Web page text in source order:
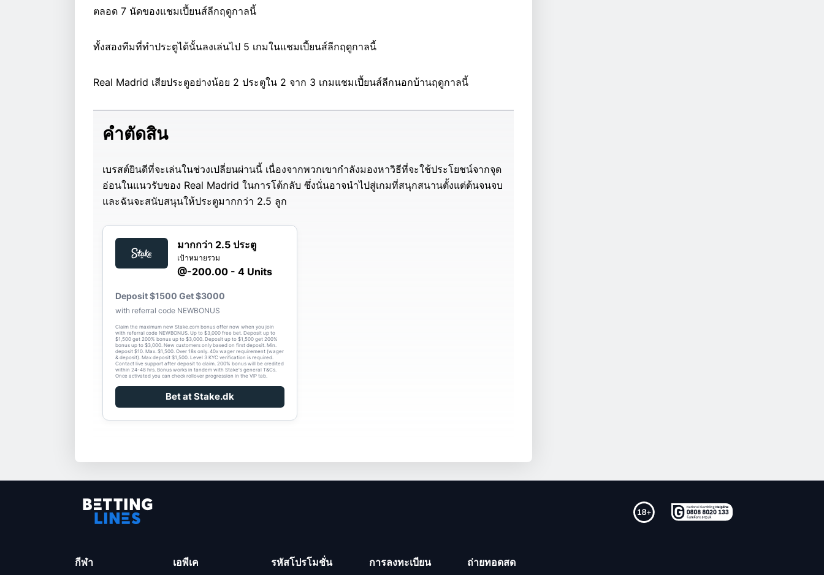
ตลอด 7 นัดของแชมเปี้ยนส์ลีกฤดูกาลนี้
ทั้งสองทีมที่ทำประตูได้นั้นลงเล่นไป 5 เกมในแชมเปี้ยนส์ลีกฤดูกาลนี้
Real Madrid เสียประตูอย่างน้อย 2 ประตูใน 2 จาก 3 เกมแชมเปี้ยนส์ลีกนอกบ้านฤดูกาลนี้
คำตัดสิน
เบรสต์ยินดีที่จะเล่นในช่วงเปลี่ยนผ่านนี้ เนื่องจากพวกเขากำลังมองหาวิธีที่จะใช้ประโยชน์จากจุด
อ่อนในแนวรับของ Real Madrid ในการโต้กลับ ซึ่งนั่นอาจนำไปสู่เกมที่สนุกสนานตั้งแต่ต้นจนจบ
และฉันจะสนับสนุนให้ประตูมากกว่า 2.5 ลูก
มากกว่า 2.5 ประตู
เป้าหมายรวม
@-200.00 - 4 Units
Deposit $1500 Get $3000
with referral code NEWBONUS
Claim the maximum new Stake.com bonus offer now when you join
with referral code NEWBONUS. Up to $3,000 free bet. Deposit up to
$1,500 get 200% bonus up to $3,000. Deposit up to $1,500 get 200%
bonus up to $3,000. New customers only based on first deposit. Min.
deposit $10. Max. $1,500. Over 18s only. 40x wager requirement (wager
& deposit). Max deposit $1,500. Level 3 KYC verification is required.
Contact live support after deposit to claim. 200% bonus will be credited
within 24-48 hrs. Bonus works in tandem with Stake's general T&Cs.
Once activated you can check rollover progression in the VIP tab.
Bet at Stake.dk
กีฬา เอพีเค รหัสโปรโมชั่น การลงทะเบียน ถ่ายทอดสด